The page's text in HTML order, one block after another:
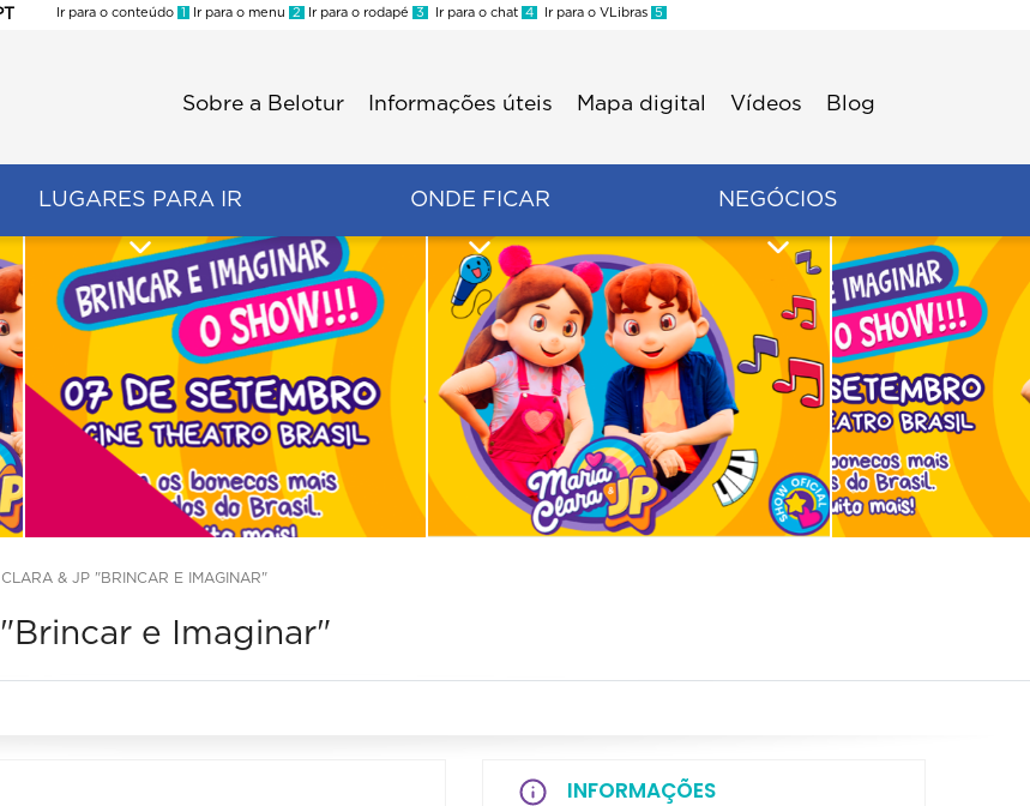
Ir para o conteúdo 1 Ir para o menu 2 Ir para o rodapé 3 Ir para o chat 4 Ir para o VLibras 5
Sobre a Belotur Informações úteis Mapa digital Vídeos Blog
LUGARES PARA IR ONDE FICAR NEGÓCIOS
& JP "BRINCAR E IMAGINAR"
e Imaginar"
INFORMAÇÕES